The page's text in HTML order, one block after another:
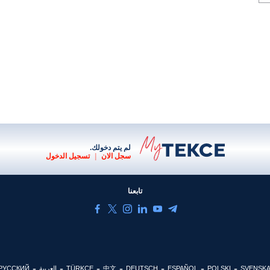
لم يتم دخولك.
سجل الان
| تسجيل الدخول
تابعنا
РУССКИЙ العربية TÜRKÇE 中文 DEUTSCH ESPAÑOL POLSKI SVENSKA